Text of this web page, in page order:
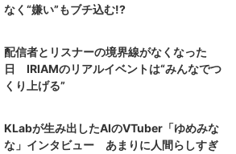
なく“嫌い”もブチ込む!?
配信者とリスナーの境界線がなくなった
日 IRIAMのリアルイベントは“みんなでつ
くり上げる”
KLabが生み出したAIのVTuber「ゆめみな
な」インタビュー あまりに人間らしすぎ